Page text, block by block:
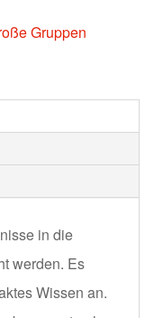
Gruppen
in die
werden. Es
Wissen an.